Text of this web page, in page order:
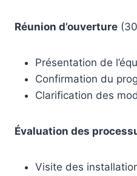
Réunion d’ouverture
Présentation de
Confirmation du
Clarification des
Évaluation des
Visite des